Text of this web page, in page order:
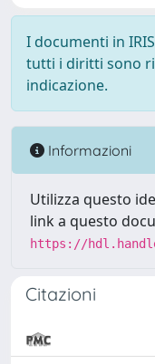
I documenti in
tutti i diritti sono
indicazione.
Informazioni
Utilizza questo
link a questo
https://
Citazioni